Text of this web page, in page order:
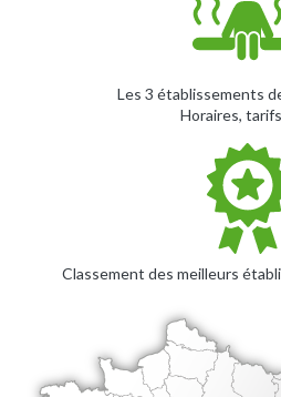
Les 3 établissements
Horaires,
Classement des meilleurs